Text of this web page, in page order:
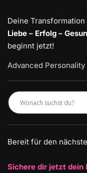
Deine
Liebe – Erfolg –
beginnt jetzt!
Advanced
Bereit für den
Sichere dir jetzt dein